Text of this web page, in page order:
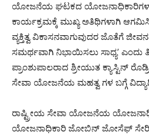
ಯೋಜನೆಯ ಘಟಕದ
ಕಾರ್ಯಕ್ರಮಕ್ಕೆ ಮುಖ್ಯ ಅತಿಥಿಗಳಾಗಿ
ವ್ಯಕ್ತಿತ್ವ ವಿಕಾಸನವಾಗುವುದರ ಜೊತೆಗೆ
ಸಮರ್ಥವಾಗಿ ನಿಭಾಯಿಸಲು ಸಾಧ್ಯ’
ಪ್ರಾಂಶುಪಾಲರಾದ ಶ್ರೀಯುತ ಕ್ಯಾಸ್ಟಿನ್
ಸೇವಾ ಯೋಜನೆಯ ಮಹತ್ವ ಗಳ ಬಗ್ಗೆ
ರಾಷ್ಟ್ರೀಯ ಸೇವಾ ಯೋಜನೆಯ
ಯೋಜನಾಧಿಕಾರಿ ಜೋಬಿನ್ ಜೋಸೆಫ್